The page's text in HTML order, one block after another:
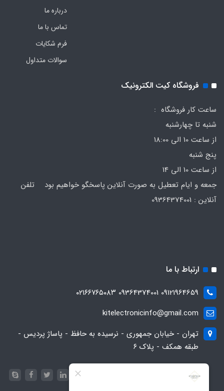
درباره ما
تماس با ما
فرم‌ شکایات
سوالات متداول
فروشگاه کیت الکترونیک
ساعت کار فروشگاه :
شنبه تا چهارشنبه
از ساعت 10 الی 18:00
پنج شنبه
از ساعت 10 الی 14
جمعه و ایام تعطیل به صورت آنلاین پاسخگو خواهیم بود تلفن
ارتباط با ما
09121964659 09364374001 ۰۲۱۶۶۷۶۵۰۸۳
kitelectronicinfo@gmail.com
تهران - خیابان جمهوری - نرسیده به حافظ - پاساژ پردیس -
طبقه همکف - پلاک ۶